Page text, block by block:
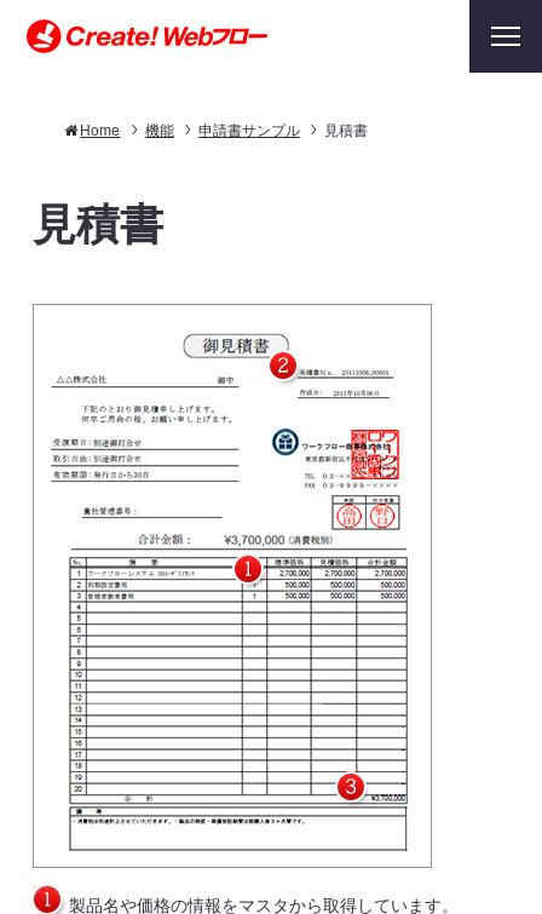
Home 機能 申請書サンプル 見積書
見積書
製品名や価格の情報をマスタから取得しています。